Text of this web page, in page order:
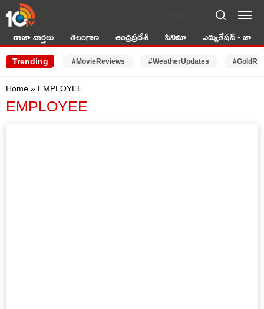
తాజా వార్తలు తెలంగాణ ఆంధ్రప్రదేశ్ సినిమా ఎడ్యుకేషన్ - జాబ్స్
Trending #MovieReviews #WeatherUpdates
Home » EMPLOYEE
EMPLOYEE